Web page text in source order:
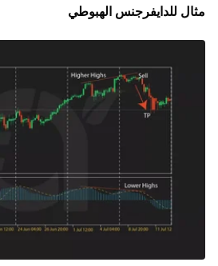
مثال للدايفرجنس الهبوطي